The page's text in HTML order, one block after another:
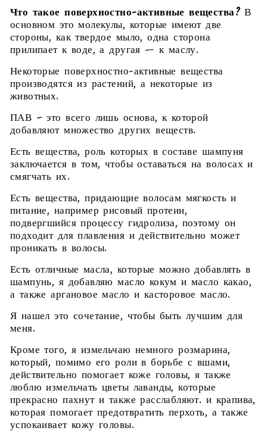
Что такое поверхностно-активные вещества? В
основном это молекулы, которые имеют две
стороны, как твердое мыло, одна сторона
прилипает к воде, а другая — к маслу.
Некоторые поверхностно-активные вещества
производятся из растений, а некоторые из
животных.
ПАВ – это всего лишь основа, к которой
добавляют множество других веществ.
Есть вещества, роль которых в составе шампуня
заключается в том, чтобы оставаться на волосах и
смягчать их.
Есть вещества, придающие волосам мягкость и
питание, например рисовый протеин,
подвергшийся процессу гидролиза, поэтому он
подходит для плавления и действительно может
проникать в волосы.
Есть отличные масла, которые можно добавлять в
шампунь, я добавляю масло кокум и масло какао,
а также аргановое масло и касторовое масло.
Я нашел это сочетание, чтобы быть лучшим для
меня.
Кроме того, я измельчаю немного розмарина,
который, помимо его роли в борьбе с вшами,
действительно помогает коже головы, я также
люблю измельчать цветы лаванды, которые
прекрасно пахнут и также расслабляют. и крапива,
которая помогает предотвратить перхоть, а также
успокаивает кожу головы.